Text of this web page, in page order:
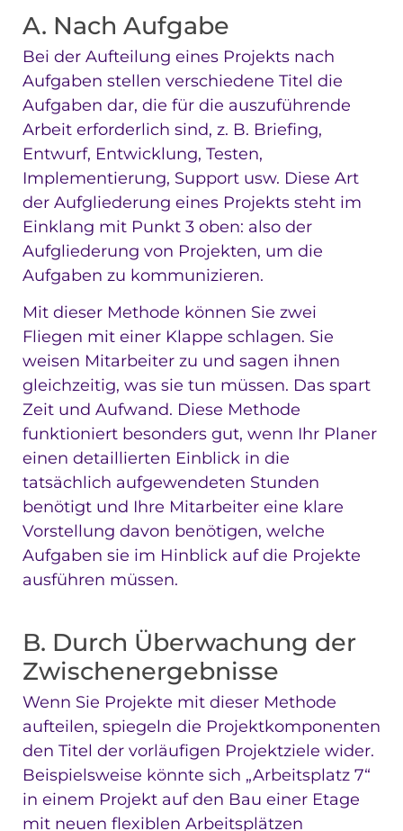
A. Nach Aufgabe
Bei der Aufteilung eines Projekts nach
Aufgaben stellen verschiedene Titel die
Aufgaben dar, die für die auszuführende
Arbeit erforderlich sind, z. B. Briefing,
Entwurf, Entwicklung, Testen,
Implementierung, Support usw. Diese Art
der Aufgliederung eines Projekts steht im
Einklang mit Punkt 3 oben: also der
Aufgliederung von Projekten, um die
Aufgaben zu kommunizieren.
Mit dieser Methode können Sie zwei
Fliegen mit einer Klappe schlagen. Sie
weisen Mitarbeiter zu und sagen ihnen
gleichzeitig, was sie tun müssen. Das spart
Zeit und Aufwand. Diese Methode
funktioniert besonders gut, wenn Ihr Planer
einen detaillierten Einblick in die
tatsächlich aufgewendeten Stunden
benötigt und Ihre Mitarbeiter eine klare
Vorstellung davon benötigen, welche
Aufgaben sie im Hinblick auf die Projekte
ausführen müssen.
B. Durch Überwachung der
Zwischenergebnisse
Wenn Sie Projekte mit dieser Methode
aufteilen, spiegeln die Projektkomponenten
den Titel der vorläufigen Projektziele wider.
Beispielsweise könnte sich „Arbeitsplatz 7“
in einem Projekt auf den Bau einer Etage
mit neuen flexiblen Arbeitsplätzen